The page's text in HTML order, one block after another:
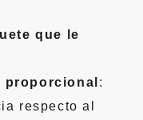
que le
proporcional :
respecto al